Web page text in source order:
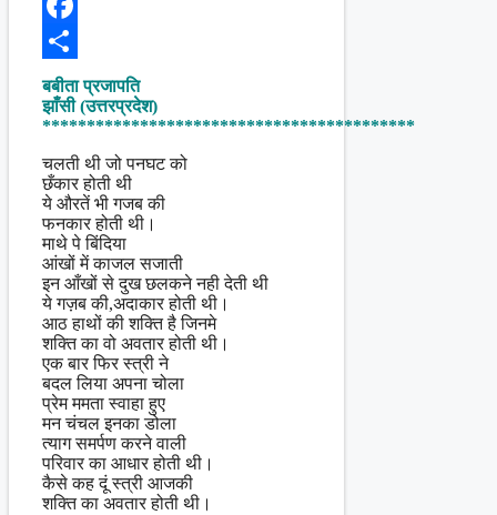
X
Facebook
Share
बबीता प्रजापति
झाँसी (उत्तरप्रदेश)
******************************************
चलती थी जो पनघट को
छँकार होती थी
ये औरतें भी गजब की
फनकार होती थी।
माथे पे बिंदिया
आंखों में काजल सजाती
इन आँखों से दुख छलकने नही देती थी
ये गज़ब की,अदाकार होती थी।
आठ हाथों की शक्ति है जिनमे
शक्ति का वो अवतार होती थी।
एक बार फिर स्त्री ने
बदल लिया अपना चोला
प्रेम ममता स्वाहा हुए
मन चंचल इनका डोला
त्याग समर्पण करने वाली
परिवार का आधार होती थी।
कैसे कह दूं स्त्री आजकी
शक्ति का अवतार होती थी।